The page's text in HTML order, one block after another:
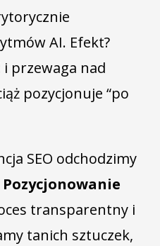
AI. Efekt?
przewaga nad
pozycjonuje “po
SEO odchodzimy
Pozycjonowanie
transparentny i
tanich sztuczek,